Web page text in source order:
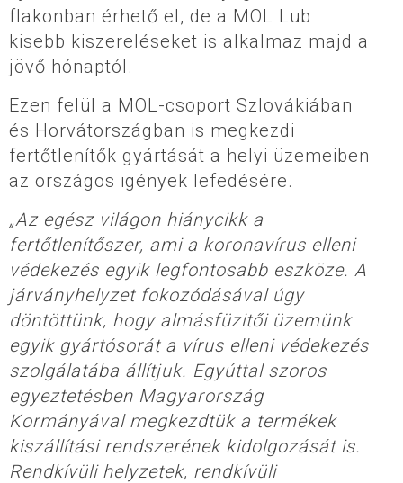
flakonban érhető el, de a MOL Lub
kisebb kiszereléseket is alkalmaz majd a
jövő hónaptól.
Ezen felül a MOL-csoport Szlovákiában
és Horvátországban is megkezdi
fertőtlenítők gyártását a helyi üzemeiben
az országos igények lefedésére.
„Az egész világon hiánycikk a
fertőtlenítőszer, ami a koronavírus elleni
védekezés egyik legfontosabb eszköze. A
járványhelyzet fokozódásával úgy
döntöttünk, hogy almásfüzitői üzemünk
egyik gyártósorát a vírus elleni védekezés
szolgálatába állítjuk. Egyúttal szoros
egyeztetésben Magyarország
Kormányával megkezdtük a termékek
kiszállítási rendszerének kidolgozását is.
Rendkívüli helyzetek, rendkívüli